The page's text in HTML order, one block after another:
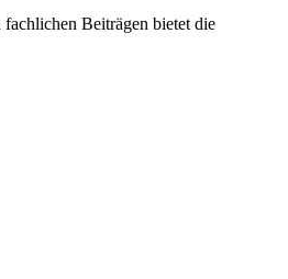
Beiträgen bietet die